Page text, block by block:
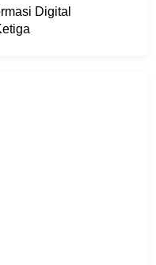
Digital